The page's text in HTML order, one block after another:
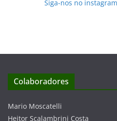
Siga-nos no
Colaboradores
Mario Moscatelli
Heitor Scalambrini Costa